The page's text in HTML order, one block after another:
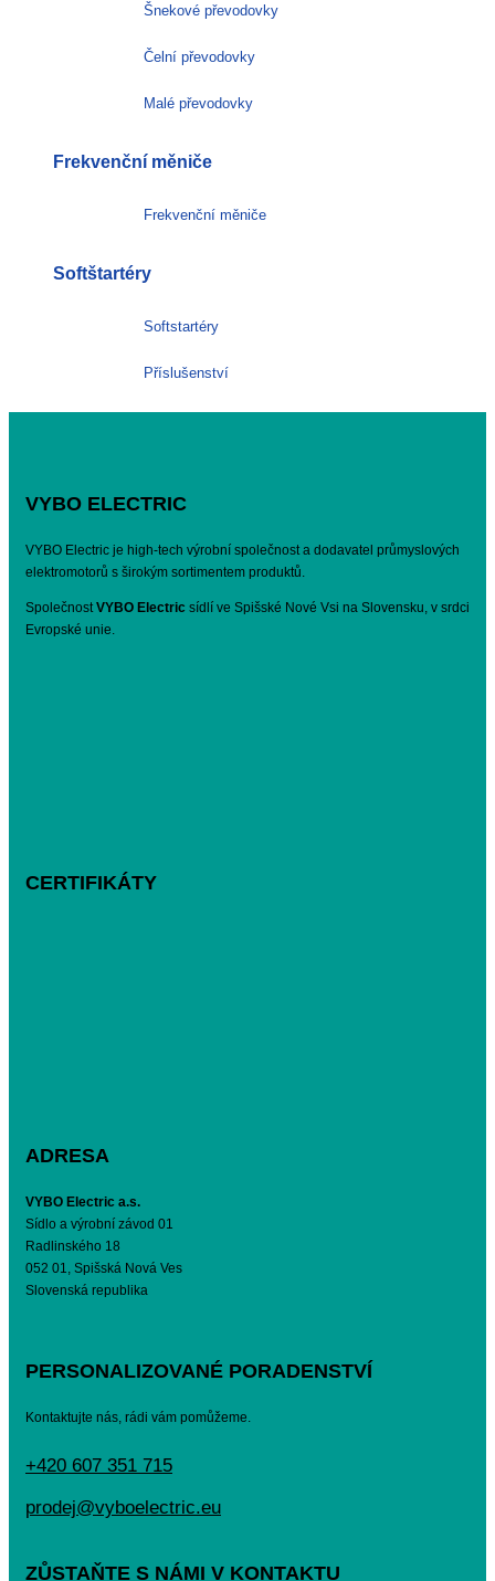
Šnekové převodovky
Čelní převodovky
Malé převodovky
Frekvenční měniče
Frekvenční měniče
Softštartéry
Softstartéry
Příslušenství
VYBO ELECTRIC
VYBO Electric je high-tech výrobní společnost a dodavatel průmyslových
elektromotorů s širokým sortimentem produktů.
SpolečnostVYBO Electric sídlí ve Spišské Nové Vsi na Slovensku, v srdci
Evropské unie.
CERTIFIKÁTY
ADRESA
VYBO Electric a.s.
Sídlo a výrobní závod 01
Radlinského 18
052 01, Spišská Nová Ves
Slovenská republika
PERSONALIZOVANÉ PORADENSTVÍ
Kontaktujte nás, rádi vám pomůžeme.
+420 607 351 715
prodej@vyboelectric.eu
ZŮSTAŇTE S NÁMI V KONTAKTU